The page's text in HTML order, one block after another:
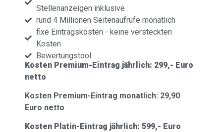
Stellenanzeigen inklusive
rund 4 Millionen Seitenaufrufe monatlich
fixe Eintragskosten - keine versteckten
Kosten
Bewertungstool
Kosten Premium-Eintrag jährlich: 299,- Euro
netto
Kosten Premium-Eintrag monatlich: 29,90
Euro netto
Kosten Platin-Eintrag jährlich: 599,- Euro